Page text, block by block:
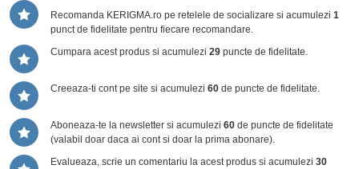
Recomanda KERIGMA.ro pe retelele de socializare si acumulezi 1
punct de fidelitate pentru fiecare recomandare.
Cumpara acest produs si acumulezi 29 puncte de fidelitate.
Creeaza-ti cont pe site si acumulezi 60 de puncte de fidelitate.
Aboneaza-te la newsletter si acumulezi 60 de puncte de fidelitate
(valabil doar daca ai cont si doar la prima abonare).
Evalueaza, scrie un comentariu la acest produs si acumulezi 30